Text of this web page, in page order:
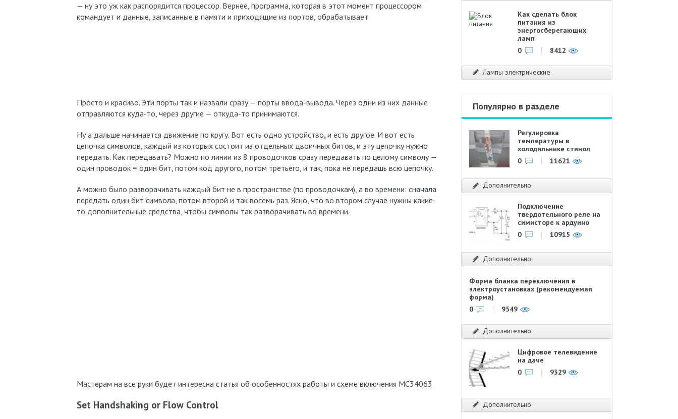
— ну это уж как распорядится процессор. Вернее, программа, которая в этот момент процессором
командует и данные, записанные в памяти и приходящие из портов, обрабатывает.
Просто и красиво. Эти порты так и назвали сразу — порты ввода-вывода. Через одни из них данные
отправляются куда-то, через другие — откуда-то принимаются.
Ну а дальше начинается движение по кругу. Вот есть одно устройство, и есть другое. И вот есть
цепочка символов, каждый из которых состоит из отдельных двоичных битов, и эту цепочку нужно
передать. Как передавать? Можно по линии из 8 проводочков сразу передавать по целому символу —
один проводок = один бит, потом код другого, потом третьего, и так, пока не передашь всю цепочку.
А можно было разворачивать каждый бит не в пространстве (по проводочкам), а во времени: сначала
передать один бит символа, потом второй и так восемь раз. Ясно, что во втором случае нужны какие-
то дополнительные средства, чтобы символы так разворачивать во времени.
Мастерам на все руки будет интересна статья об особенностях работы и схеме включения МС34063.
Set Handshaking or Flow Control
Как сделать блок
питания из
энергосберегающих
ламп
0
8412
Лампы электрические
Популярно в разделе
Регулировка
температуры в
холодильнике стинол
0
11621
Дополнительно
Подключение
твердотельного реле на
симисторе к ардуино
0
10915
Дополнительно
Форма бланка переключения в
электроустановках (рекомендуемая
форма)
0
9549
Дополнительно
Цифровое телевидение
на даче
0
9329
Дополнительно